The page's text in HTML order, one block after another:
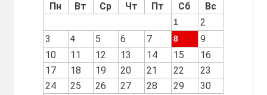
Пн
Вт Ср Чт Пт Сб Вс
1
2
3
4 5 6 7 8
9
10
11 12 13 14 15
16
17
18 19 20 21 22
23
24
25 26 27 28 29
30